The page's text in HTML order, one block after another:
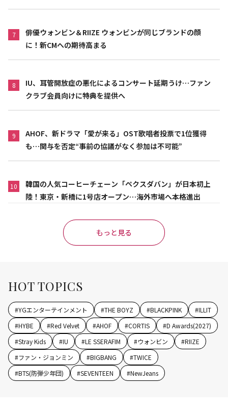
7
俳優ウォンビン＆RIIZE ウォンビンが同じブランドの顔
に！新CMへの期待高まる
8
IU、耳管開放症の悪化によるコンサート延期うけ…ファン
クラブ会員向けに特典を提供へ
9
AHOF、新ドラマ「愛が来る」OST歌唱者投票で1位獲得
も…関与を否定“事前の協議がなく参加は不可能”
10
韓国の人気コーヒーチェーン「ペクスダバン」が日本初上
陸！東京・新橋に1号店オープン…海外市場へ本格進出
もっと見る
HOT TOPICS
#YGエンターテインメント #THE BOYZ #BLACKPINK #ILLIT
#HYBE #Red Velvet #AHOF #CORTIS #D Awards(2027)
#Stray Kids #IU #LE SSERAFIM #ウォンビン #RIIZE
#ファン・ジョンミン #BIGBANG #TWICE
#BTS(防弾少年団) #SEVENTEEN #NewJeans